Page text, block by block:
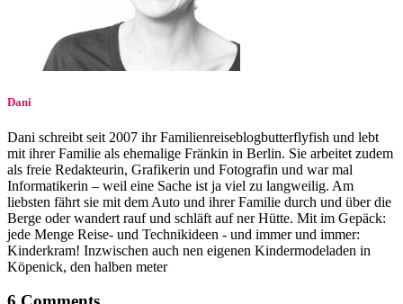
Dani
Dani schreibt seit 2007 ihr Familienreiseblogbutterflyfish und lebt
mit ihrer Familie als ehemalige Fränkin in Berlin. Sie arbeitet zudem
als freie Redakteurin, Grafikerin und Fotografin und war mal
Informatikerin – weil eine Sache ist ja viel zu langweilig. Am
liebsten fährt sie mit dem Auto und ihrer Familie durch und über die
Berge oder wandert rauf und schläft auf ner Hütte. Mit im Gepäck:
jede Menge Reise- und Technikideen - und immer und immer:
Kinderkram! Inzwischen auch nen eigenen Kindermodeladen in
Köpenick, den halben meter